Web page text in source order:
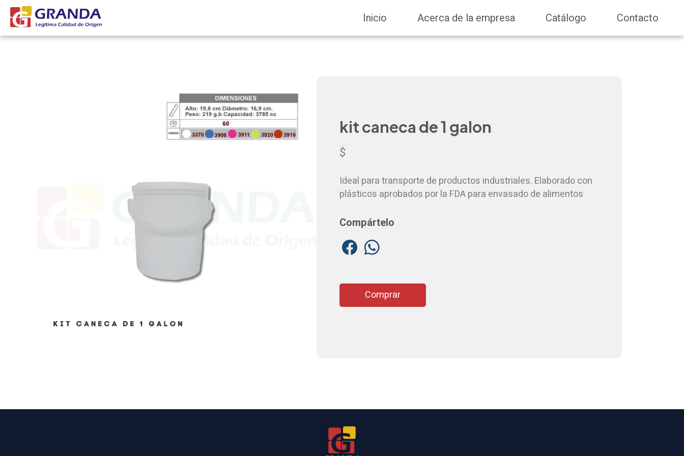
Inicio Acerca de la empresa Catálogo Contacto
kit caneca de 1 galon
$
Ideal para transporte de productos industriales. Elaborado con
plásticos aprobados por la FDA para envasado de alimentos
Compártelo
Comprar